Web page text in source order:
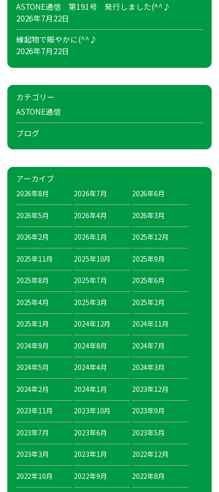
ASTONE通信 第191号 発行しました(^^♪
2026年7月22日
縁起物で賑やかに(^^♪
2026年7月22日
カテゴリー
ASTONE通信
ブログ
アーカイブ
2026年8月 2026年7月 2026年6月
2026年5月 2026年4月 2026年3月
2026年2月 2026年1月 2025年12月
2025年11月 2025年10月 2025年9月
2025年8月 2025年7月 2025年6月
2025年4月 2025年3月 2025年2月
2025年1月 2024年12月 2024年11月
2024年9月 2024年8月 2024年7月
2024年5月 2024年4月 2024年3月
2024年2月 2024年1月 2023年12月
2023年11月 2023年10月 2023年9月
2023年7月 2023年6月 2023年5月
2023年3月 2023年1月 2022年12月
2022年10月 2022年9月 2022年8月